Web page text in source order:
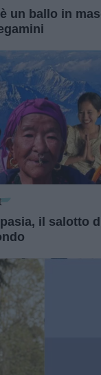
un ballo in
il salotto